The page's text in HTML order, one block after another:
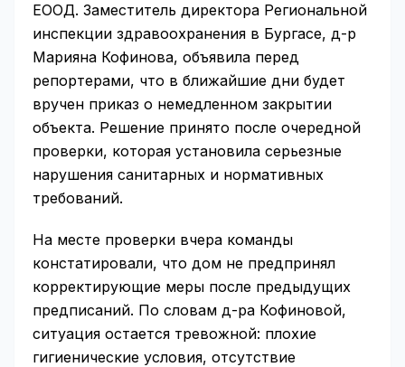
ЕООД. Заместитель директора Региональной
инспекции здравоохранения в Бургасе, д-р
Марияна Кофинова, объявила перед
репортерами, что в ближайшие дни будет
вручен приказ о немедленном закрытии
объекта. Решение принято после очередной
проверки, которая установила серьезные
нарушения санитарных и нормативных
требований.
На месте проверки вчера команды
констатировали, что дом не предпринял
корректирующие меры после предыдущих
предписаний. По словам д-ра Кофиновой,
ситуация остается тревожной: плохие
гигиенические условия, отсутствие